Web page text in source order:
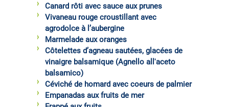
Canard rôti avec sauce aux prunes
Vivaneau rouge croustillant avec
agrodolce à l’aubergine
Marmelade aux oranges
Côtelettes d’agneau sautées, glacées de
vinaigre balsamique (Agnello all'aceto
balsamico)
Céviché de homard avec coeurs de palmier
Empanadas aux fruits de mer